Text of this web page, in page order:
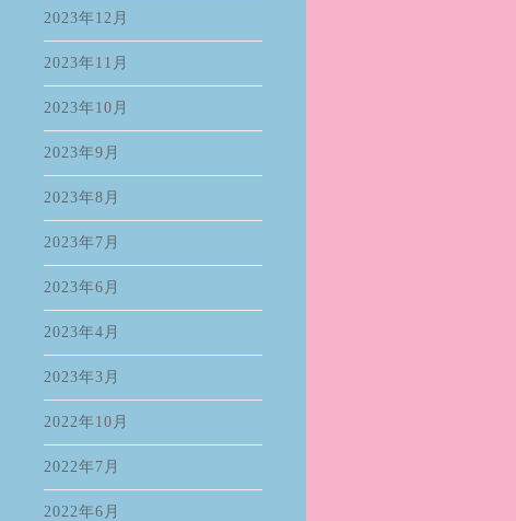
2023年12月
2023年11月
2023年10月
2023年9月
2023年8月
2023年7月
2023年6月
2023年4月
2023年3月
2022年10月
2022年7月
2022年6月